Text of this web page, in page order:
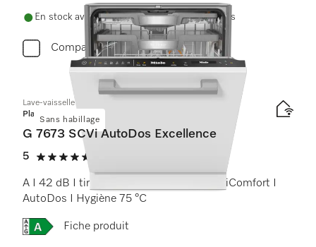
En stock avec livraison et installation gratuites
Comparer
Sans habillage
Lave-vaisselle totalement intégrable
Platinum
G 7673 SCVi AutoDos Excellence
5
5 étoiles sur 5
A I 42 dB I tiroir à couverts I paniers MaxiComfort I
AutoDos I Hygiène 75 °C
Online Label Flag, Etiquette énergétique
Fiche produit